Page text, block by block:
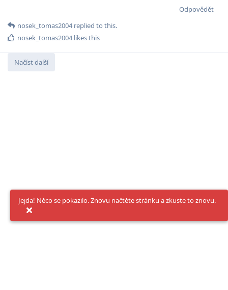
Odpovědět
nosek_tomas2004replied to this.
nosek_tomas2004likes this
Načíst další
Jejda! Něco se pokazilo. Znovu načtěte stránku a zkuste to znovu.